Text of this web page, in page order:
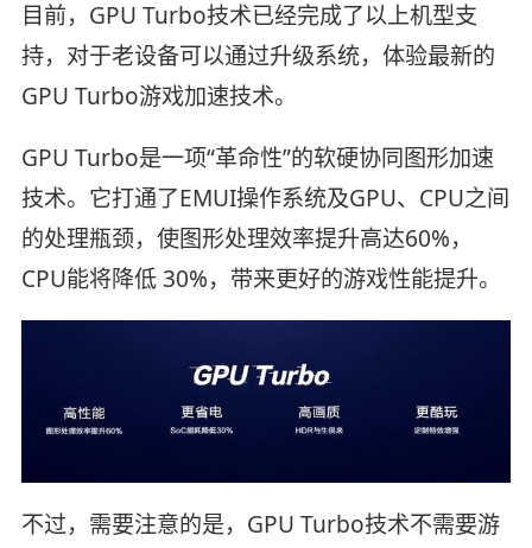
目前，GPU Turbo技术已经完成了以上机型支
持，对于老设备可以通过升级系统，体验最新的
GPU Turbo游戏加速技术。
GPU Turbo是一项“革命性”的软硬协同图形加速
技术。它打通了EMUI操作系统及GPU、CPU之间
的处理瓶颈，使图形处理效率提升高达60%，
CPU能将降低 30%，带来更好的游戏性能提升。
不过，需要注意的是，GPU Turbo技术不需要游